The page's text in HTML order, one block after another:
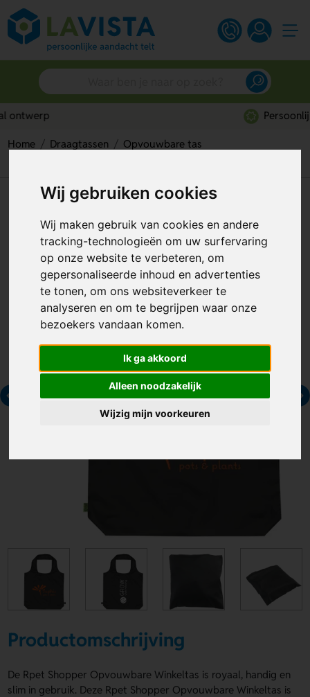
Wij gebruiken cookies
Wij maken gebruik van cookies en andere
tracking-technologieën om uw surfervaring
op onze website te verbeteren, om
gepersonaliseerde inhoud en advertenties
te tonen, om ons websiteverkeer te
analyseren en om te begrijpen waar onze
bezoekers vandaan komen.
Ik ga akkoord
Alleen noodzakelijk
Wijzig mijn voorkeuren
Home Draagtassen
Opvouwbare tas
Rpet Opvouwbare Shopper Tas
Artikelnummer: 192799
Productomschrijving
De Rpet Shopper Opvouwbare Winkeltas is royaal, handig en
slim in gebruik. Deze Rpet Shopper Opvouwbare Winkeltas is